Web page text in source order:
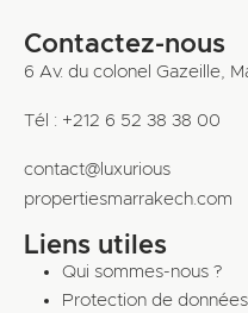
Contactez-nous
6 Av. du colonel Gazeille,
Tél : +212 6 52 38 38 00
contact@luxurious
propertiesmarrakech.com
Liens utiles
Qui sommes-nous ?
Protection de données